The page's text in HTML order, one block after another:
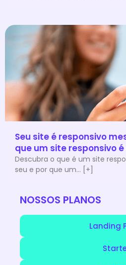
Seu site é responsivo
que um site responsivo
Descubra o que é um site
seu e por que um... [+]
NOSSOS PLANOS
Landing